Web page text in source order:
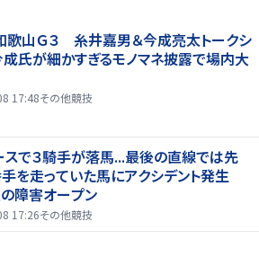
和歌山Ｇ３ 糸井嘉男＆今成亮太トークシ
氏が細かすぎるモノマネ披露で場内大
17:48その他競技
スで３騎手が落馬...最後の直線では先
を走っていた馬にアクシデント発生
障害オープン
17:26その他競技